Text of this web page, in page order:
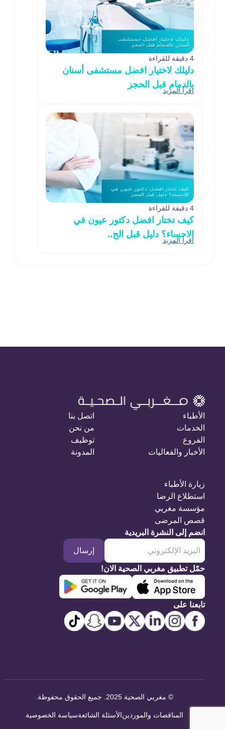
4 دقيقة للقراءة
دليلك لاختيار افضل مستشفى أسنان
بالدمام قبل الحجز
اقرأ المزيد
4 دقيقة للقراءة
كيف تختار افضل دكتور عيون في
الاحساء؟ دليل قبل الح..
اقرأ المزيد
الأطباء
الخدمات
الفروع
الأخبار والفعاليات
اتصل بنا
من نحن
توظيف
المدونة
زيارة الأطباء
استطلاع الرضا
مؤسسة مغربي
قصص المرضى
انضم إلى النشرة البريدية
إرسال
حمّل تطبيق مغربي الصحية الان!
تابعنا على
© مغربي الصحية 2025. جميع الحقوق محفوظة
المناقصات والموردينالأسئلة الشائعةسياسة الخصوصية